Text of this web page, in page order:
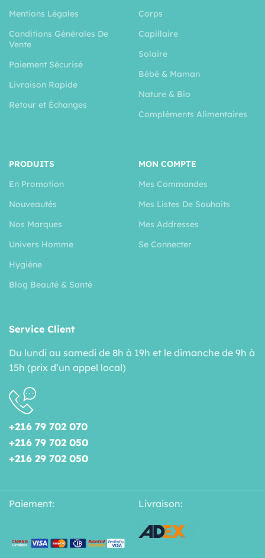
Mentions Légales
Conditions Générales De
Vente
Paiement Sécurisé
Livraison Rapide
Retour et Échanges
Corps
Capillaire
Solaire
Bébé & Maman
Nature & Bio
Compléments Alimentaires
PRODUITS
En Promotion
Nouveautés
Nos Marques
Univers Homme
Hygiéne
Blog Beauté & Santé
MON COMPTE
Mes Commandes
Mes Listes De Souhaits
Mes Addresses
Se Connecter
Service Client
Du lundi au samedi de 8h à 19h et le dimanche de 9h à
15h (prix d’un appel local)
+216 79 702 070
+216 79 702 050
+216 29 702 050
Paiement: Livraison: